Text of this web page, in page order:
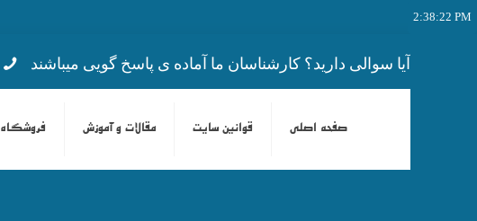
2:38:22 PM
آیا سوالی دارید؟ کارشناسان ما آماده ی پاسخ گویی میباشند
صفحه اصلی قوانین سایت مقالات و آموزش فروشگاه